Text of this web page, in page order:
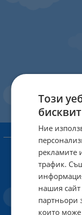
Общи
Политика
Този
Ние
рекламите
трафик.
нашия
партньори
които